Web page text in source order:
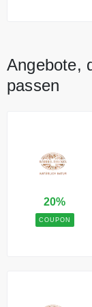
Angebote,
passen
20%
COUPON